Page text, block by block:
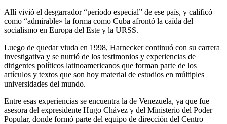
Allí vivió el desgarrador “período especial” de ese país, y calificó
como “admirable» la forma como Cuba afrontó la caída del
socialismo en Europa del Este y la URSS.
Luego de quedar viuda en 1998, Harnecker continuó con su carrera
investigativa y se nutrió de los testimonios y experiencias de
dirigentes políticos latinoamericanos que forman parte de los
artículos y textos que son hoy material de estudios en múltiples
universidades del mundo.
Entre esas experiencias se encuentra la de Venezuela, ya que fue
asesora del expresidente Hugo Chávez y del Ministerio del Poder
Popular, donde formó parte del equipo de dirección del Centro